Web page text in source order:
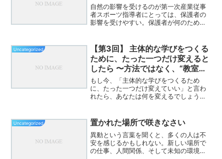
自然の影響を受けるのが第一次産業従事
者スポーツ指導者にとっては、保護者の
影響を受けやすい。保護者が何のために
術？技能？
Uncategorized
【第3回】 主体的な学びをつくる
ために、たった一つだけ変えると
したら 〜方法ではなく、“教室の
デフォルト”を変える〜
もし今、「主体的な学びをつくるため
に、たった一つだけ変えていい」と言わ
れたら、あなたは何を変えるでしょう
流れでしょうか。どれも大事です。どれ
も意味があります。でも私...
Uncategorized 置かれた場所で咲きなさい
異動という言葉を聞くと、多くの人は不
安を感じるかもしれない。新しい場所で
の仕事、人間関係、そして未知の環境。